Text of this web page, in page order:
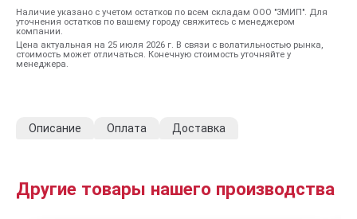
Наличие указано с учетом остатков по всем складам ООО "ЗМИП". Для
уточнения остатков по вашему городу свяжитесь с менеджером
компании.
Цена актуальная на 25 июля 2026 г. В связи с волатильностью рынка,
стоимость может отличаться. Конечную стоимость уточняйте у
менеджера.
Описание Оплата Доставка
Другие товары нашего производства